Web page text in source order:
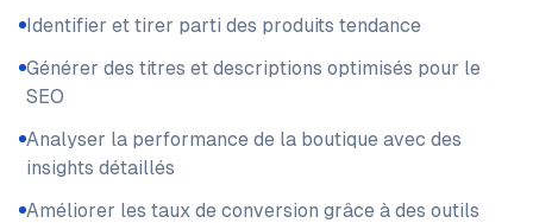
Identifier et tirer parti des produits tendance
Générer des titres et descriptions optimisés pour le
SEO
Analyser la performance de la boutique avec des
insights détaillés
Améliorer les taux de conversion grâce à des outils